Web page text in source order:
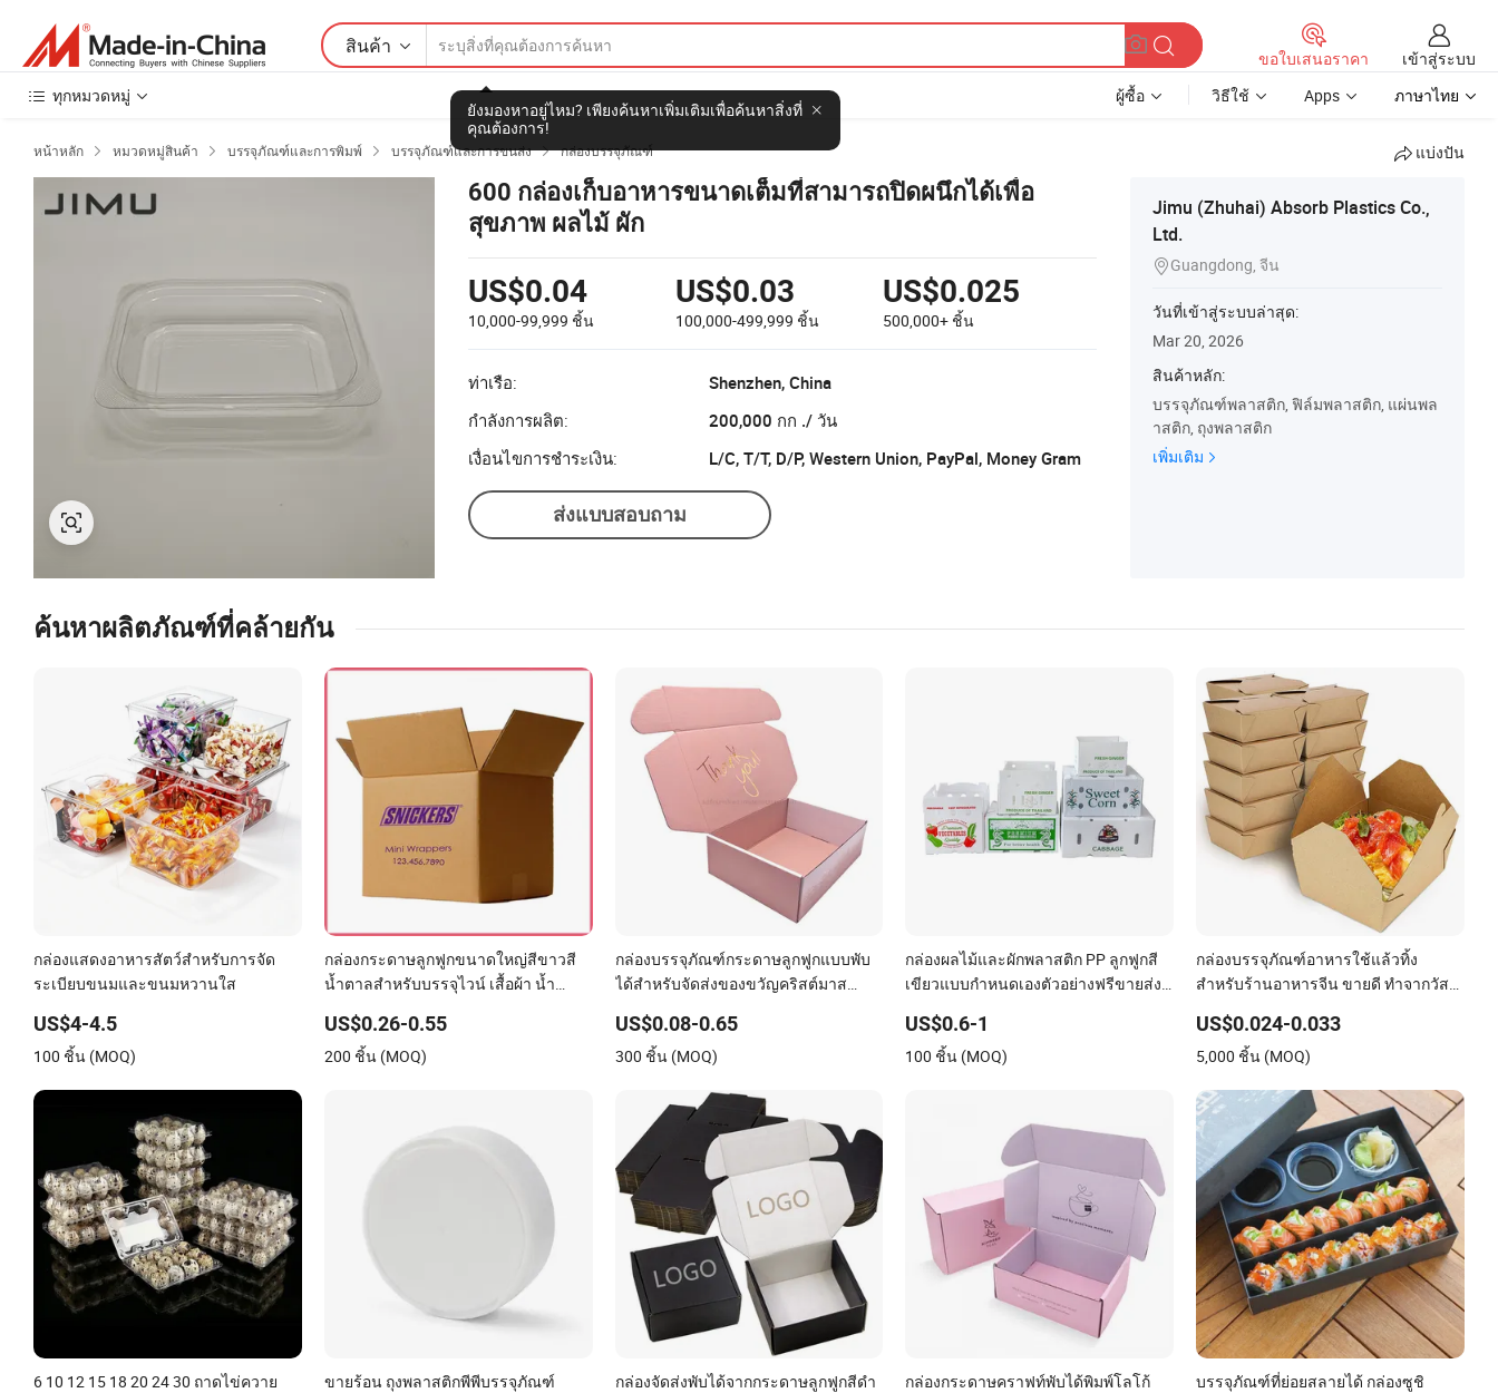
สินค้า
ยังมองหาอยู่ไหม? เพียงค้นหาเพิ่มเติมเพื่อค้นหาสิ่งที่
คุณต้องการ!
ขอใบเสนอราคา
เข้าสู่ระบบ
ทุกหมวดหมู่
ผู้ซื้อ วิธีใช้ Apps ภาษาไทย
หน้าหลัก  หมวดหมู่สินค้า  บรรจุภัณฑ์และการพิมพ์  บรรจุภัณฑ์และการขนส่ง  กล่องบรรจุภัณฑ์ แบ่งปัน
600 กล่องเก็บอาหารขนาดเต็มที่สามารถปิดผนึกได้เพื่อ
สุขภาพ ผลไม้ ผัก
US$0.04
10,000-99,999 ชิ้น
US$0.03
100,000-499,999 ชิ้น
US$0.025
500,000+ ชิ้น
ท่าเรือ:
Shenzhen, China
กำลังการผลิต:
200,000 กก ./ วัน
เงื่อนไขการชำระเงิน:
L/C, T/T, D/P, Western Union, PayPal, Money Gram
ส่งแบบสอบถาม
Jimu (Zhuhai) Absorb Plastics Co.,
Ltd.
Guangdong, จีน
วันที่เข้าสู่ระบบล่าสุด:
Mar 20, 2026
สินค้าหลัก:
บรรจุภัณฑ์พลาสติก, ฟิล์มพลาสติก, แผ่นพล
าสติก, ถุงพลาสติก
เพิ่มเติม
ค้นหาผลิตภัณฑ์ที่คล้ายกัน
กล่องแสดงอาหารสัตว์สำหรับการจัด
ระเบียบขนมและขนมหวานใส
US$4-4.5
100 ชิ้น (MOQ)
กล่องกระดาษลูกฟูกขนาดใหญ่สีขาวสี
น้ำตาลสำหรับบรรจุไวน์ เสื้อผ้า น้ำ
ย้าย ส่งของ บรรจุภัณฑ์
US$0.26-0.55
200 ชิ้น (MOQ)
กล่องบรรจุภัณฑ์กระดาษลูกฟูกแบบพับ
ได้สำหรับจัดส่งของขวัญคริสต์มาส
พิซซ่า ช็อกโกแลต
US$0.08-0.65
300 ชิ้น (MOQ)
กล่องผลไม้และผักพลาสติก PP ลูกฟูกสี
เขียวแบบกำหนดเองตัวอย่างฟรีขายส่ง
US$0.6-1
100 ชิ้น (MOQ)
กล่องบรรจุภัณฑ์อาหารใช้แล้วทิ้ง
สำหรับร้านอาหารจีน ขายดี ทำจากวัสดุ
อาหารพร้อมรับประทาน
US$0.024-0.033
5,000 ชิ้น (MOQ)
6 10 12 15 18 20 24 30 ถาดไข่ควาย
ขายร้อน ถุงพลาสติกพีพีบรรจุภัณฑ์
กล่องจัดส่งพับได้จากกระดาษลูกฟูกสีดำ
กล่องกระดาษคราฟท์พับได้พิมพ์โลโก้
บรรจุภัณฑ์ที่ย่อยสลายได้ กล่องซูชิ